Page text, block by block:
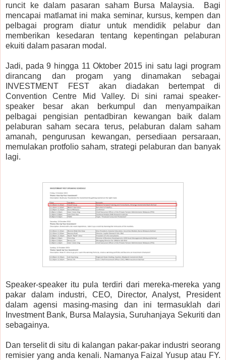
runcit ke dalam pasaran saham Bursa Malaysia. Bagi
mencapai matlamat ini maka seminar, kursus, kempen dan
pelbagai program diatur untuk mendidik pelabur dan
memberikan kesedaran tentang kepentingan pelaburan
ekuiti dalam pasaran modal.
Jadi, pada 9 hingga 11 Oktober 2015 ini satu lagi program
dirancang dan progam yang dinamakan sebagai
INVESTMENT FEST akan diadakan bertempat di
Convention Centre Mid Valley. Di sini ramai speaker-
speaker besar akan berkumpul dan menyampaikan
pelbagai pengisian pentadbiran kewangan baik dalam
pelaburan saham secara terus, pelaburan dalam saham
amanah, pengurusan kewangan, persediaan persaraan,
memulakan protfolio saham, strategi pelaburan dan banyak
lagi.
Speaker-speaker itu pula terdiri dari mereka-mereka yang
pakar dalam industri, CEO, Director, Analyst, President
dalam agensi masing-masing dan ini termasuklah dari
Investment Bank, Bursa Malaysia, Suruhanjaya Sekuriti dan
sebagainya.
Dan terselit di situ di kalangan pakar-pakar industri seorang
remisier yang anda kenali. Namanya Faizal Yusup atau FY.